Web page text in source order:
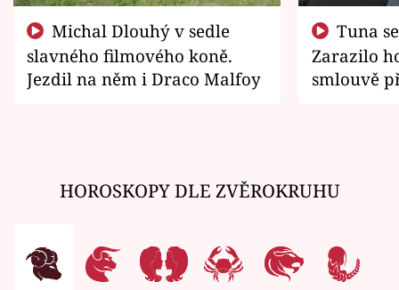
slavného filmového koně.
Jezdil na něm i Draco Malfoy
Zarazilo
smlouvě
HOROSKOPY DLE ZVĚROKRUHU